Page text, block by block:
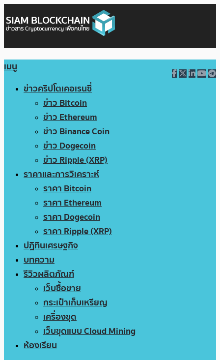
เมนู
ข่าวคริปโตเคอเรนซี่
ข่าว Bitcoin
ข่าว Ethereum
ข่าว Binance Coin
ข่าว Dogecoin
ข่าว Ripple (XRP)
ราคาและการวิเคราะห์
ราคา Bitcoin
ราคา Ethereum
ราคา Dogecoin
ราคา Ripple (XRP)
ปฏิทินเศรษฐกิจ
บทความ
รีวิวผลิตภัณฑ์
เว็บซื้อขาย
กระเป๋าเก็บเหรียญ
เครื่องขุด
เว็บขุดแบบ Cloud Mining
ห้องเรียน